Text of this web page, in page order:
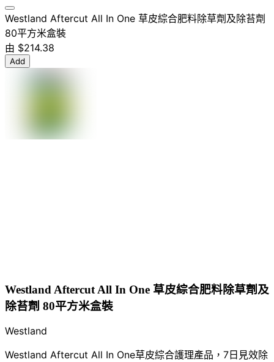
Westland Aftercut All In One 草皮綜合肥料除草劑及除苔劑
80平方米盒裝
由 $214.38
Add
Westland Aftercut All In One 草皮綜合肥料除草劑及
除苔劑 80平方米盒裝
Westland
Westland Aftercut All In One草皮綜合護理產品，7日見效除